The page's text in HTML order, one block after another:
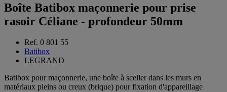
Boîte Batibox maçonnerie pour prise
rasoir Céliane - profondeur 50mm
Ref. 0 801 55
Batibox
LEGRAND
Batibox pour maçonnerie, une boîte à sceller dans les murs en
matériaux pleins ou creux (brique) pour fixation d'appareillage